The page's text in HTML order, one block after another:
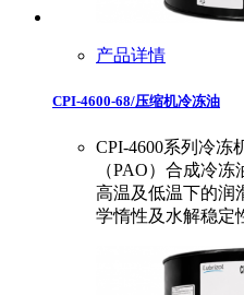
产品详情
CPI-4600-68/压缩机冷冻油
CPI-4600系列冷冻
（PAO）合成冷
高温及低温下的润
学惰性及水解稳定